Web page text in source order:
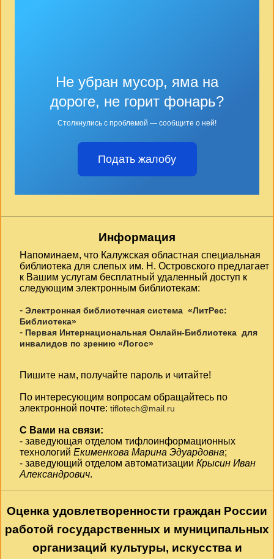
Не убран мусор, яма на
дороге, не горит фонарь?
Столкнулись с проблемой — сообщите о ней!
Подать жалобу
Информация
Напоминаем, что Калужская областная специальная
библиотека для слепых им. Н. Островского предлагает
к Вашим услугам бесплатный удаленный доступ к
следующим электронным библиотекам:
- Электронная библиотечная система «ЛитРес:
Библиотека»
- Первая Интернациональная Онлайн-Библиотека для
инвалидов по зрению «Логос»
Пишите нам, получайте пароль и читайте!
По интересующим вопросам обращайтесь по
электронной почте: tiflotech@mail.ru
С Вами на связи:
- заведующая отделом тифлоинформационных
технологий Екименкова Марина Эдуардовна;
- заведующий отделом автоматизации Крысин Иван
Александрович.
Оценка удовлетворенности граждан России
работой государственных и муниципальных
организаций культуры, искусства и